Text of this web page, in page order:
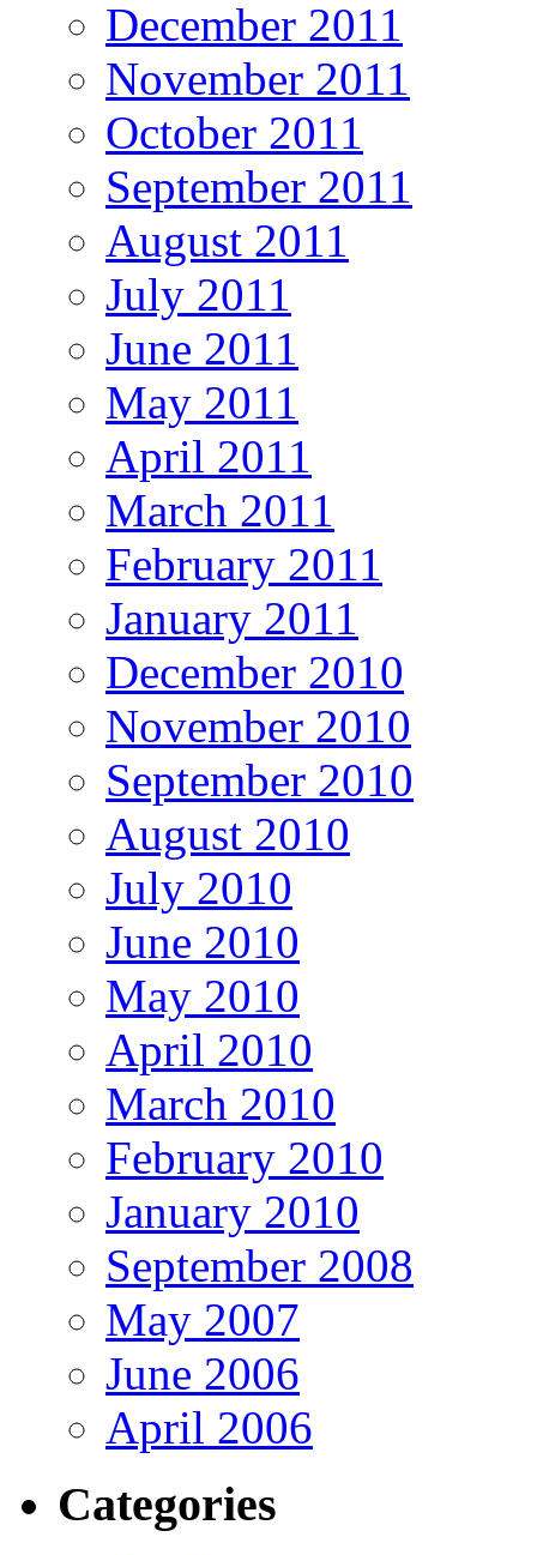
December 2011
November 2011
October 2011
September 2011
August 2011
July 2011
June 2011
May 2011
April 2011
March 2011
February 2011
January 2011
December 2010
November 2010
September 2010
August 2010
July 2010
June 2010
May 2010
April 2010
March 2010
February 2010
January 2010
September 2008
May 2007
June 2006
April 2006
Categories